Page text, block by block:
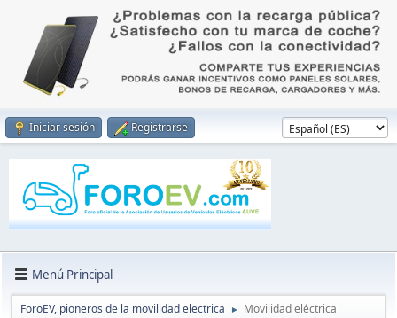
Iniciar sesión Registrarse
Menú Principal
ForoEV, pioneros de la movilidad electrica ► Movilidad eléctrica